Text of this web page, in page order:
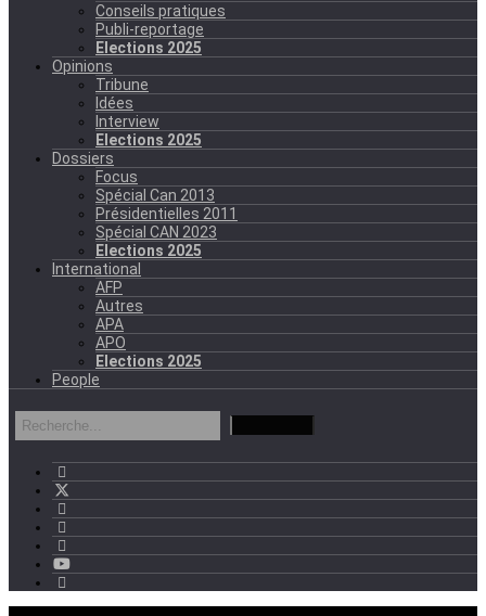
Conseils pratiques
Publi-reportage
Elections 2025
Opinions
Tribune
Idées
Interview
Elections 2025
Dossiers
Focus
Spécial Can 2013
Présidentielles 2011
Spécial CAN 2023
Elections 2025
International
AFP
Autres
APA
APO
Elections 2025
People